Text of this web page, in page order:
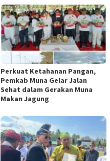
Perkuat Ketahanan Pangan,
Pemkab Muna Gelar Jalan
Sehat dalam Gerakan Muna
Makan Jagung